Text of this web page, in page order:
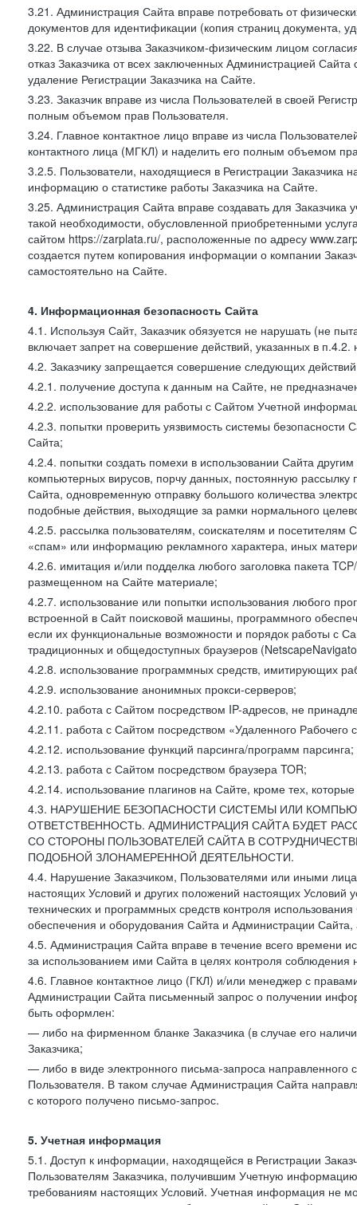
3.21. Администрация Сайта вправе потребовать от
документов для идентификации (копия страниц документа,
3.22. В случае отзыва Заказчиком-физическим лицом
отказ Заказчика от всех заключенных Администрацией
удаление Регистрации Заказчика на Сайте.
3.23. Заказчик вправе из числа Пользователей в своей
полным объемом прав Пользователя.
3.24. Главное контактное лицо вправе из числа
контактного лица (МГКЛ) и наделить его полным объемом
3.2.5. Пользователи, находящиеся в Регистрации Заказчика
информацию о статистике работы Заказчика на Сайте.
3.25. Администрация Сайта вправе создавать для
такой необходимости, обусловленной приобретенными
сайтом https://zarplata.ru/, расположенные по адресу
создается путем копирования информации о компании
самостоятельно на Сайте.
4. Информационная безопасность Сайта
4.1. Используя Сайт, Заказчик обязуется не нарушать (не
включает запрет на совершение действий, указанных в
4.2. Заказчику запрещается совершение следующих
4.2.1. получение доступа к данным на Сайте, не
4.2.2. использование для работы с Сайтом Учетной
4.2.3. попытки проверить уязвимость системы
Сайта;
4.2.4. попытки создать помехи в использовании Сайта
компьютерных вирусов, порчу данных, постоянную
Сайта, одновременную отправку большого количества
подобные действия, выходящие за рамки нормального
4.2.5. рассылка пользователям, соискателям и
«спам» или информацию рекламного характера, иных
4.2.6. имитация и/или подделка любого заголовка пакета
размещенном на Сайте материале;
4.2.7. использование или попытки использования любого
встроенной в Сайт поисковой машины, программного
если их функциональные возможности и порядок работы с
традиционных и общедоступных браузеров
4.2.8. использование программных средств, имитирующих
4.2.9. использование анонимных прокси-серверов;
4.2.10. работа с Сайтом посредством IP-адресов, не
4.2.11. работа с Сайтом посредством «Удаленного Рабочего
4.2.12. использование функций парсинга/программ парсинга;
4.2.13. работа с Сайтом посредством браузера TOR;
4.2.14. использование плагинов на Сайте, кроме тех,
4.3. НАРУШЕНИЕ БЕЗОПАСНОСТИ СИСТЕМЫ ИЛИ
ОТВЕТСТВЕННОСТЬ. АДМИНИСТРАЦИЯ САЙТА БУДЕТ
СО СТОРОНЫ ПОЛЬЗОВАТЕЛЕЙ САЙТА В
ПОДОБНОЙ ЗЛОНАМЕРЕННОЙ ДЕЯТЕЛЬНОСТИ.
4.4. Нарушение Заказчиком, Пользователями или иными
настоящих Условий и других положений настоящих Условий
технических и программных средств контроля
обеспечения и оборудования Сайта и Администрации
4.5. Администрация Сайта вправе в течение всего времени
за использованием ими Сайта в целях контроля
4.6. Главное контактное лицо (ГКЛ) и/или менеджер с
Администрации Сайта письменный запрос о получении
быть оформлен:
— либо на фирменном бланке Заказчика (в случае его
Заказчика;
— либо в виде электронного письма-запроса направленного
Пользователя. В таком случае Администрация Сайта
с которого получено письмо-запрос.
5. Учетная информация
5.1. Доступ к информации, находящейся в Регистрации
Пользователям Заказчика, получившим Учетную
требованиям настоящих Условий. Учетная информация не